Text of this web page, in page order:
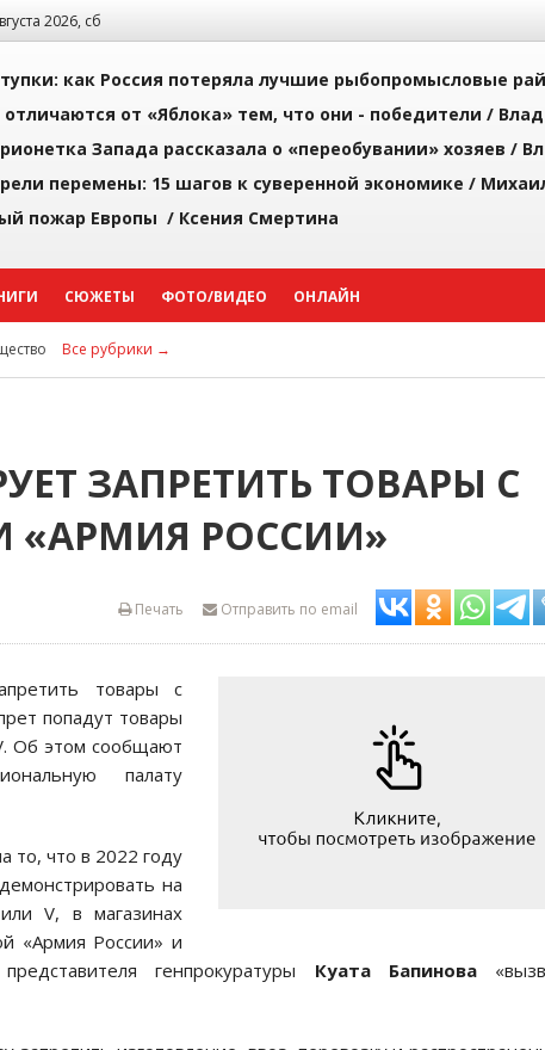
2026, сб
как Россия потеряла лучшие рыбопромысловые
от «Яблока» тем, что они - победители /
Запада рассказала о «переобувании» хозяев /
перемены: 15 шагов к суверенной экономике /
пожар Европы / Ксения Смертина
СЮЖЕТЫ ФОТО/ВИДЕО ОНЛАЙН
Все рубрики →
ЗАПРЕТИТЬ ТОВАРЫ С
«АРМИЯ РОССИИ»
Отправить по email
Печать
товары с
попадут товары
Об этом сообщают
палату
то, что в 2022 году
на
V, в магазинах
«Армия России» и
генпрокуратуры Куата Бапинова